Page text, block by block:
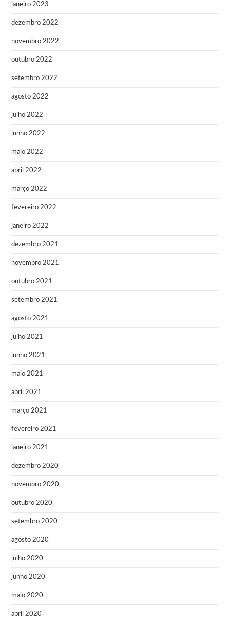
janeiro 2023
dezembro 2022
novembro 2022
outubro 2022
setembro 2022
agosto 2022
julho 2022
junho 2022
maio 2022
abril 2022
março 2022
fevereiro 2022
janeiro 2022
dezembro 2021
novembro 2021
outubro 2021
setembro 2021
agosto 2021
julho 2021
junho 2021
maio 2021
abril 2021
março 2021
fevereiro 2021
janeiro 2021
dezembro 2020
novembro 2020
outubro 2020
setembro 2020
agosto 2020
julho 2020
junho 2020
maio 2020
abril 2020